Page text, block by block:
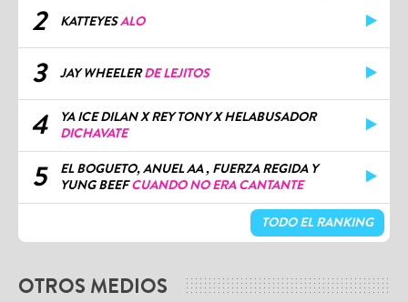
2 KATTEYESALO
3 JAY WHEELERDE LEJITOS
4
YA ICE DILAN X REY TONY X HELABUSADOR
DICHAVATE
5
EL BOGUETO, ANUEL AA , FUERZA REGIDA Y
YUNG BEEFCUANDO NO ERA CANTANTE
TODO EL RANKING
OTROS MEDIOS